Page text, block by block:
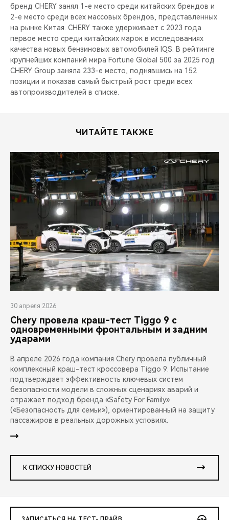
бренд CHERY занял 1-е место среди китайских брендов и
2-е место среди всех массовых брендов, представленных
на рынке Китая. CHERY также удерживает с 2023 года
первое место среди китайских марок в исследованиях
качества новых бензиновых автомобилей IQS. В рейтинге
крупнейших компаний мира Fortune Global 500 за 2025 год
CHERY Group заняла 233-е место, поднявшись на 152
позиции и показав самый быстрый рост среди всех
автопроизводителей в списке.
ЧИТАЙТЕ ТАКЖЕ
30 апреля 2026
Chery провела краш-тест Tiggo 9 с
одновременными фронтальным и задним
ударами
В апреле 2026 года компания Chery провела публичный
комплексный краш-тест кроссовера Tiggo 9. Испытание
подтверждает эффективность ключевых систем
безопасности модели в сложных сценариях аварий и
отражает подход бренда «Safety For Family»
(«Безопасность для семьи»), ориентированный на защиту
пассажиров в реальных дорожных условиях.
К СПИСКУ НОВОСТЕЙ